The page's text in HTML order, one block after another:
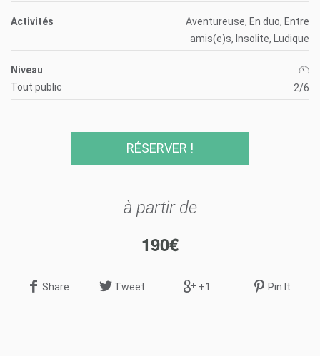
Activités
Aventureuse, En duo, Entre
amis(e)s, Insolite, Ludique
Niveau
Tout public
2/6
RÉSERVER !
à partir de
190€
Share Tweet +1 Pin It